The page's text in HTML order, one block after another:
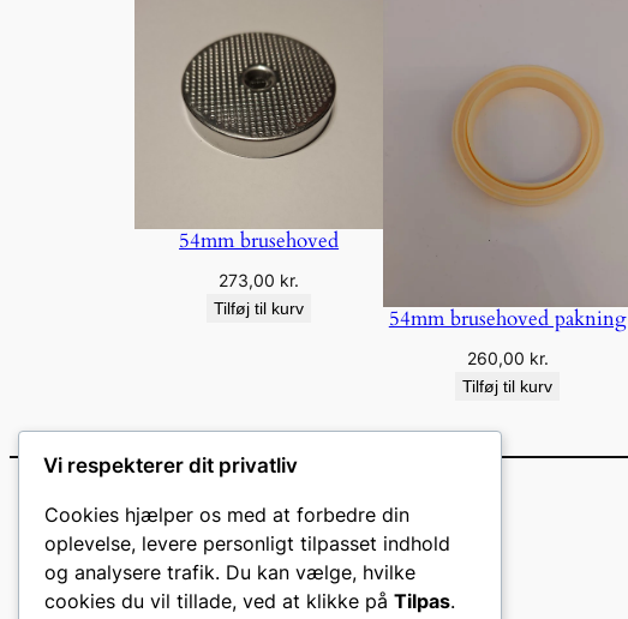
54mm brusehoved
273,00 kr.
Tilføj til kurv 54mm brusehoved pakning
260,00 kr.
Tilføj til kurv
Vi respekterer dit privatliv
Cookies hjælper os med at forbedre din
oplevelse, levere personligt tilpasset indhold
og analysere trafik. Du kan vælge, hvilke
cookies du vil tillade, ved at klikke på Tilpas.